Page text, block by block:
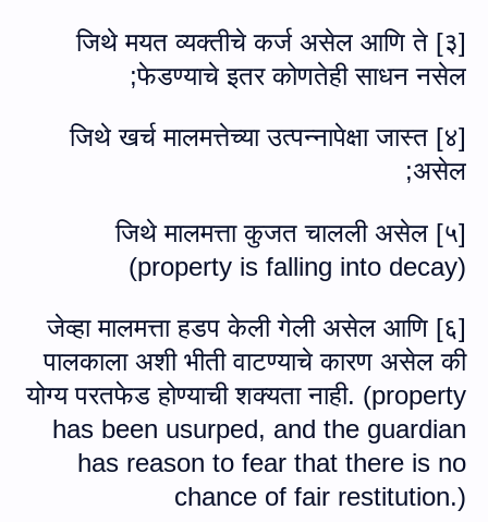
[
३] जिथे मयत व्यक्तीचे कर्ज असेल आणि ते
फेडण्याचे इतर कोणतेही साधन नसेल
;
[
४] जिथे खर्च मालमत्तेच्या उत्पन्नापेक्षा जास्त
असेल
;
[
५] जिथे मालमत्ता कुजत चालली असेल
(property is falling into decay)
[
६] जेव्हा मालमत्ता हडप केली गेली असेल आणि
पालकाला अशी भीती वाटण्याचे कारण असेल की
योग्य परतफेड होण्याची शक्यता नाही. (property
has been usurped, and the guardian
has reason to fear that there is no
chance of fair restitution.)